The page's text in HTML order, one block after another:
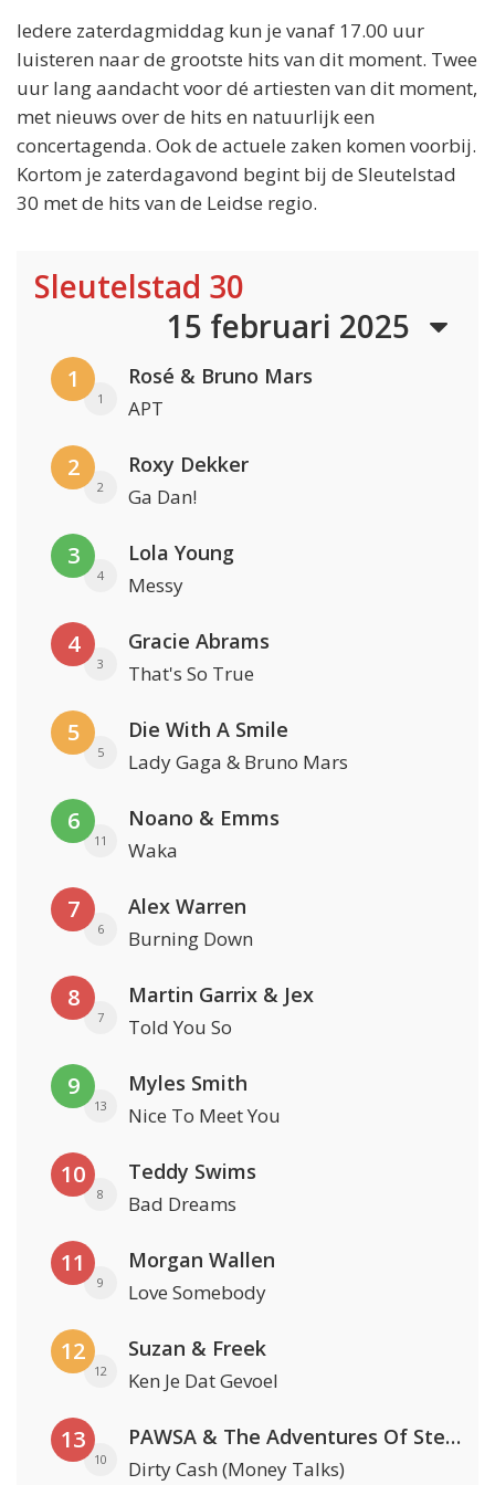
Iedere zaterdagmiddag kun je vanaf 17.00 uur
luisteren naar de grootste hits van dit moment. Twee
uur lang aandacht voor dé artiesten van dit moment,
met nieuws over de hits en natuurlijk een
concertagenda. Ook de actuele zaken komen voorbij.
Kortom je zaterdagavond begint bij de Sleutelstad
30 met de hits van de Leidse regio.
Sleutelstad 30
15 februari 2025
1
1
Rosé & Bruno Mars
APT
2
2
Roxy Dekker
Ga Dan!
3
4
Lola Young
Messy
4
3
Gracie Abrams
That's So True
5
5
Die With A Smile
Lady Gaga & Bruno Mars
6
11
Noano & Emms
Waka
7
6
Alex Warren
Burning Down
8
7
Martin Garrix & Jex
Told You So
9
13
Myles Smith
Nice To Meet You
10
8
Teddy Swims
Bad Dreams
11
9
Morgan Wallen
Love Somebody
12
12
Suzan & Freek
Ken Je Dat Gevoel
13
10
PAWSA & The Adventures Of Stevie V
Dirty Cash (Money Talks)